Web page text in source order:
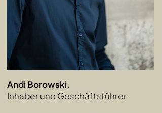
Andi Borowski,
Inhaber und Geschäftsführer